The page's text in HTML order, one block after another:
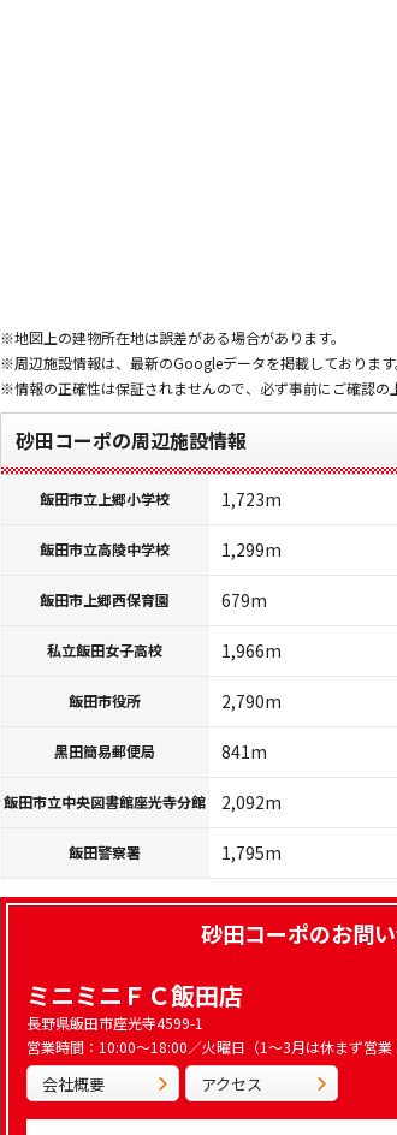
※地図上の建物所在地は誤差がある場合があります。
※周辺施設情報は、最新のGoogleデータを掲載しております
※情報の正確性は保証されませんので、必ず事前にご確認の
砂田コーポの周辺施設情報
飯田市立上郷小学校 1,723m
飯田市立高陵中学校 1,299m
飯田市上郷西保育園 679m
私立飯田女子高校 1,966m
飯田市役所 2,790m
黒田簡易郵便局 841m
飯田市立中央図書館座光寺分館 2,092m
飯田警察署 1,795m
砂田コーポのお問
ミニミニＦＣ飯田店
長野県飯田市座光寺4599-1
営業時間：10:00～18:00／火曜日（1～3月は休まず営業
会社概要 アクセス